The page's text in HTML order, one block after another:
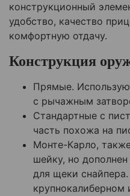
конструкционный
удобство, качество
комфортную отдачу.
Конструкция
Прямые.
с рычажным
Стандартные с
часть похожа на
Монте-Карло,
шейку, но
для щеки